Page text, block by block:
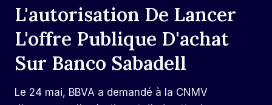
L'autorisation De Lancer
L'offre Publique D'achat
Sur Banco Sabadell
Le 24 mai, BBVA a demandé à la CNMV